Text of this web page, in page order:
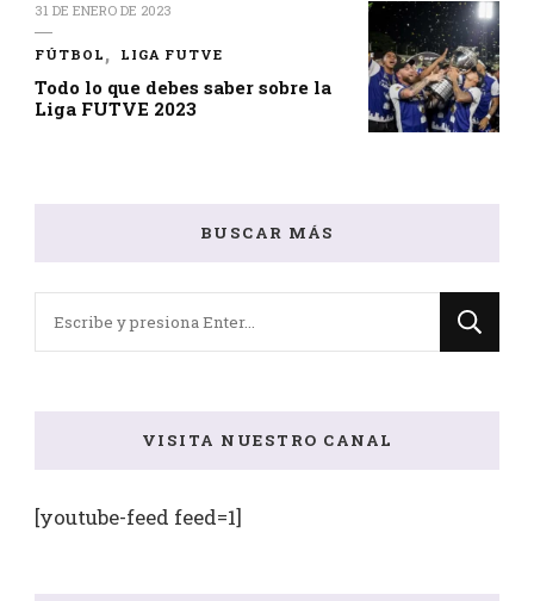
31 DE ENERO DE 2023
FÚTBOL LIGA FUTVE
Todo lo que debes saber sobre la
Liga FUTVE 2023
BUSCAR MÁS
VISITA NUESTRO CANAL
[youtube-feed feed=1]